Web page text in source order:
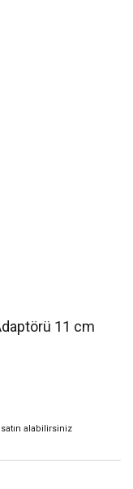
11 cm
satın alabilirsiniz